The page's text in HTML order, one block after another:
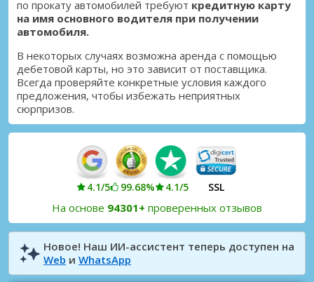
по прокату автомобилей требуют кредитную карту
на имя основного водителя при получении
автомобиля.
В некоторых случаях возможна аренда с помощью
дебетовой карты, но это зависит от поставщика.
Всегда проверяйте конкретные условия каждого
предложения, чтобы избежать неприятных
сюрпризов.
4.1/5 99.68% 4.1/5 SSL
На основе 94301+ проверенных отзывов
Новое! Наш ИИ-ассистент теперь доступен на
Web и WhatsApp